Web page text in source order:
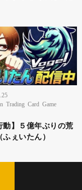
Trading Card Game
動】５億年ぶりの荒
ぇいたん）